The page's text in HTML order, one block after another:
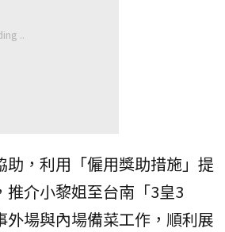
助，利用「僱用獎助措施」提
推介小黎姐至台南「3皇3
外場與內場備菜工作，順利展